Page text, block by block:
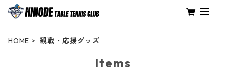
HOME 観戦・応援グッズ
Items